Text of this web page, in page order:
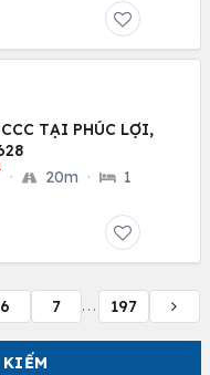
TẠI PHÚC LỢI,
· 20m · 1
6 7 ... 197